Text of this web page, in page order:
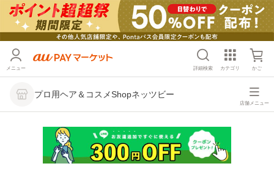
メニュー 詳細検索 カテゴリ かご
プロ用ヘア＆コスメShopネッツビー
店舗メニュー